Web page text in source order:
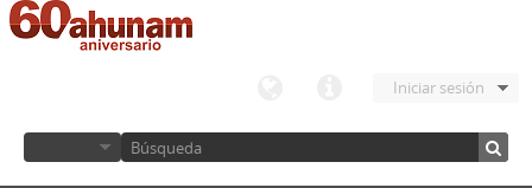
Iniciar sesión